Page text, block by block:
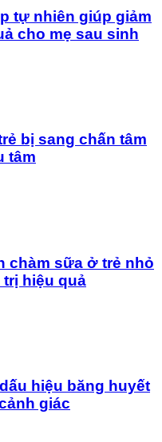
tự nhiên giúp giảm
cho mẹ sau sinh
bị sang chấn tâm
tâm
chàm sữa ở trẻ nhỏ
hiệu quả
hiệu băng huyết
giác